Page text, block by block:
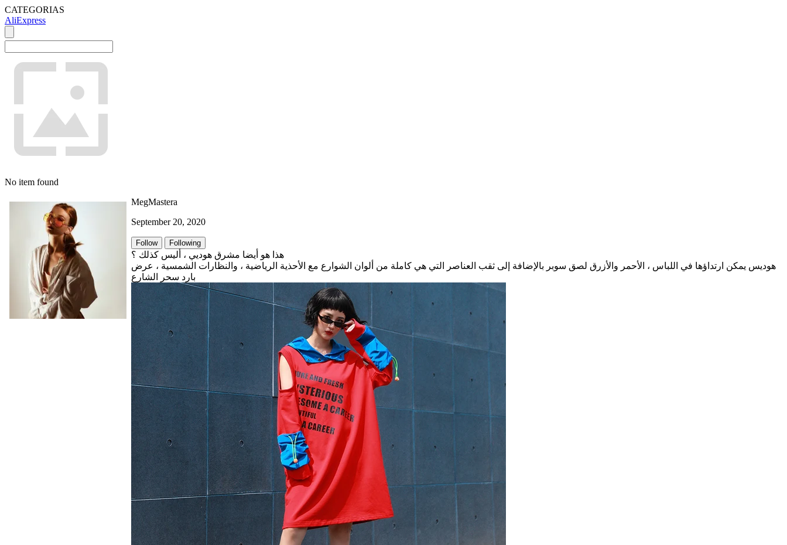
CATEGORIAS
AliExpress
No item found
MegMastera
September 20, 2020
Follow Following
هذا هو أيضا مشرق هوديي ، أليس كذلك ؟
هوديس يمكن ارتداؤها في اللباس ، الأحمر والأزرق لصق سوبر بالإضافة إلى ثقب العناصر التي هي كاملة من ألوان الشوارع مع الأحذية الرياضية ، والنظارات الشمسية ، عرض
بارد سحر الشارع